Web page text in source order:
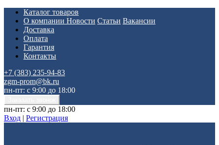
Каталог товаров
О компании Новости Статьи Вакансии
Доставка
Оплата
Гарантия
Контакты
+7 (383) 235-94-83
zgm-prom@bk.ru
пн-пт: с 9:00 до 18:00
пн-пт: с 9:00 до 18:00
Вход | Регистрация